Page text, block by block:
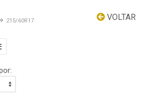
VOLTAR
215/60R17